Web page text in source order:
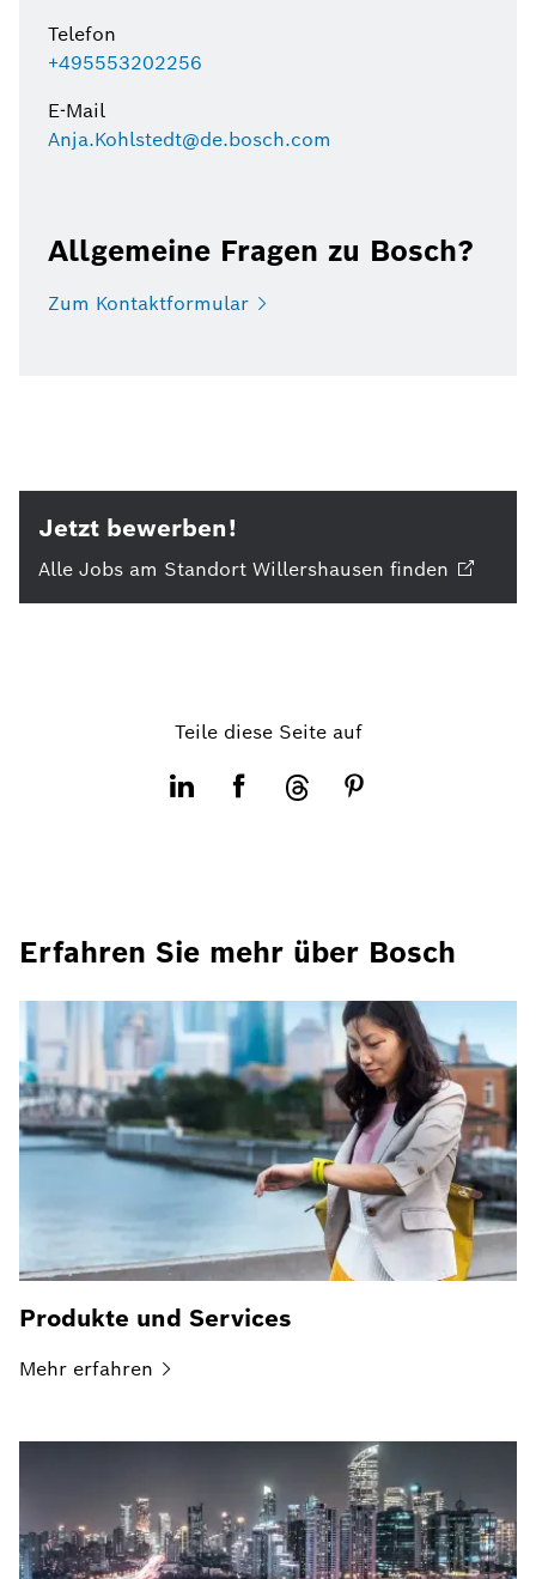
Telefon
+495553202256
E-Mail
Anja.Kohlstedt@de.bosch.com
Allgemeine Fragen zu Bosch?
Zum Kontaktformular
Jetzt bewerben!
Alle Jobs am Standort Willershausen finden
Teile diese Seite auf
Erfahren Sie mehr über Bosch
Produkte und Services
Mehr erfahren